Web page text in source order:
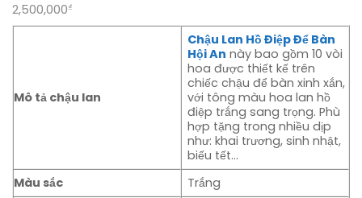
2,500,000₫
Mô tả chậu lan
Chậu Lan Hồ Điệp Để Bàn
Hội An này bao gồm 10 vòi
hoa được thiết kế trên
chiếc chậu để bàn xinh xắn,
với tông màu hoa lan hồ
điệp trắng sang trọng. Phù
hợp tặng trong nhiều dịp
như: khai trương, sinh nhật,
biếu tết…
Màu sắc
Trắng